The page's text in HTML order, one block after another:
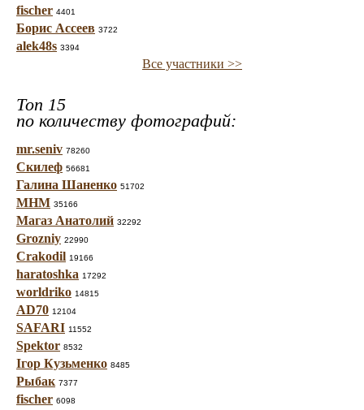
fischer 4401
Борис Ассеев 3722
alek48s 3394
Все участники >>
Топ 15
по количеству фотографий:
mr.seniv 78260
Скилеф 56681
Галина Шаненко 51702
МНМ 35166
Магаз Анатолий 32292
Grozniy 22990
Crakodil 19166
haratoshka 17292
worldriko 14815
AD70 12104
SAFARI 11552
Spektor 8532
Ігор Кузьменко 8485
Рыбак 7377
fischer 6098